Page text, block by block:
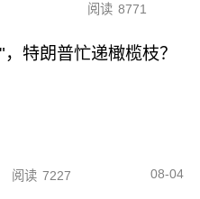
阅读 8771
特朗普忙递橄榄枝？
阅读 7227 08-04